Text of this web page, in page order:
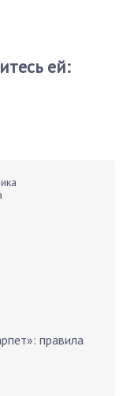
ей:
правила